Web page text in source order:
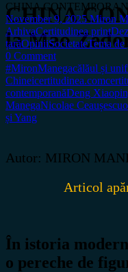
CHINA
la Mao
CHINA
November 9, 2025Miron
ArhivaCertitudinea print
țarăOpiniiSocietateTema de
0 Comment
#MironManegacălăul și
Chineicertitudinea.com
contemporanăDeng
ManegaNicolae Ceaușescu
și Yang
Autor: MIRON
Articol
În istoria
o pereche de